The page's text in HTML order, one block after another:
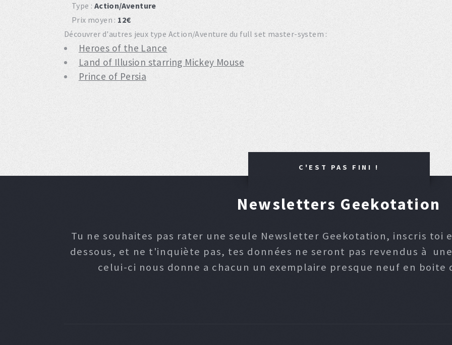
Type : Action/Aventure
Prix moyen : 12€
Découvrer d'autres jeux type Action/Aventure du full set master-system :
Heroes of the Lance
Land of Illusion starring Mickey Mouse
Prince of Persia
C'EST PAS FINI !
Newsletters Geekotation
Tu ne souhaites pas rater une seule Newsletter Geekotation, inscris toi
dessous, et ne t'inquiète pas, tes données ne seront pas revendus à
celui-ci nous donne a chacun un exemplaire presque neuf en boite